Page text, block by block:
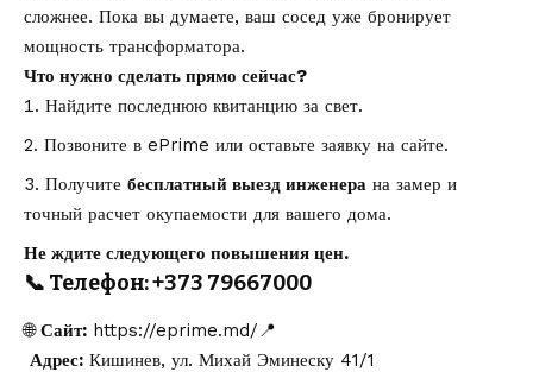
сложнее. Пока вы думаете, ваш сосед уже бронирует
мощность трансформатора.
Что нужно сделать прямо сейчас?
Найдите последнюю квитанцию за свет.
Позвоните в ePrime или оставьте заявку на сайте.
Получите бесплатный выезд инженера на замер и
точный расчет окупаемости для вашего дома.
Не ждите следующего повышения цен.
📞 Телефон: +373 79667000
🌐Сайт: https://eprime.md/📍
Адрес: Кишинев, ул. Михай Эминеску 41/1